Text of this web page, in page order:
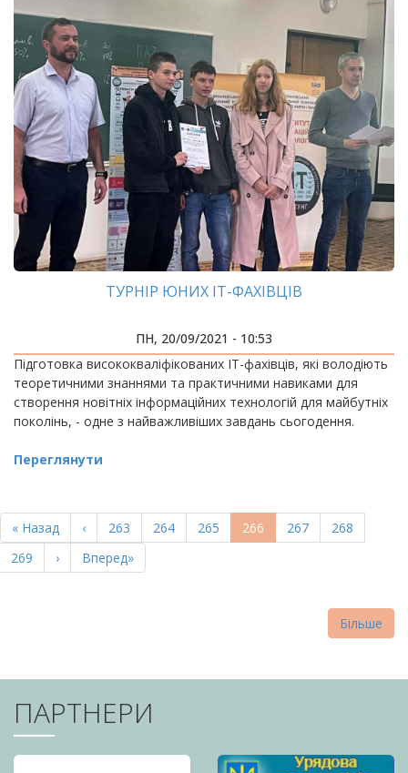
ТУРНІР ЮНИХ ІТ-ФАХІВЦІВ
ПН, 20/09/2021 - 10:53
Підготовка висококваліфікованих ІТ-фахівців, які володіють
теоретичними знаннями та практичними навиками для
створення новітніх інформаційних технологій для майбутніх
поколінь, - одне з найважливіших завдань сьогодення.
Переглянути
НА
СТОРІНКИ
Перша
сторінка
« Назад
Попередня
сторінка
‹ Page
263 Page
264 Page
265
Поточна
сторінка
266 Page
267 Page
268
Page
269
Наступна
сторінка
›
Остання
сторінка
Вперед»
Більше
ПАРТНЕРИ